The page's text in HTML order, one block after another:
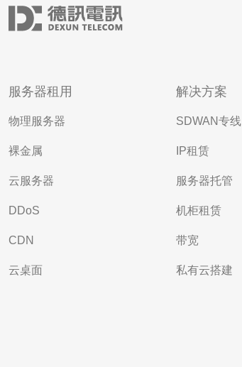
服务器租用
物理服务器
裸金属
云服务器
DDoS
CDN
云桌面
解决方案
SDWAN专线
IP租赁
服务器托管
机柜租赁
带宽
私有云搭建